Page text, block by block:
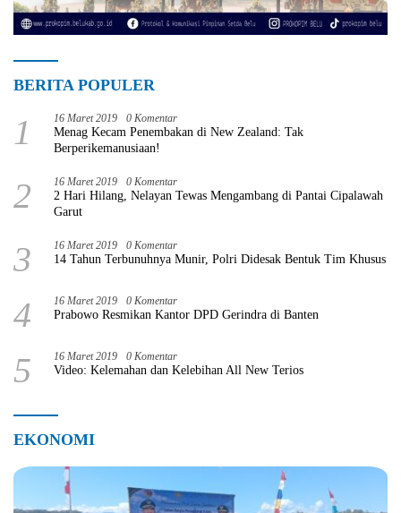
BERITA POPULER
1 16 Maret 2019 0 Komentar
Menag Kecam Penembakan di New Zealand: Tak
Berperikemanusiaan!
2 16 Maret 2019 0 Komentar
2 Hari Hilang, Nelayan Tewas Mengambang di Pantai Cipalawah
Garut
3 16 Maret 2019 0 Komentar
14 Tahun Terbunuhnya Munir, Polri Didesak Bentuk Tim Khusus
4 16 Maret 2019 0 Komentar
Prabowo Resmikan Kantor DPD Gerindra di Banten
5 16 Maret 2019 0 Komentar
Video: Kelemahan dan Kelebihan All New Terios
EKONOMI